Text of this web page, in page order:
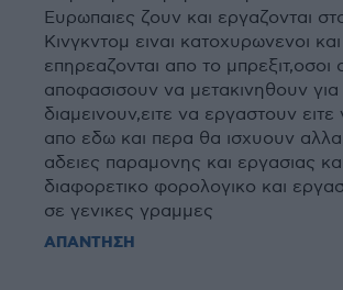
Ευρωπαιες ζουν και εργαζονται
Κινγκντομ ειναι κατοχυρωνενοι
επηρεαζονται απο το μπρεξιτ,οσοι
αποφασισουν να μετακινηθουν για
διαμεινουν,ειτε να εργαστουν
απο εδω και περα θα ισχυουν
αδειες παραμονης και εργασιας
διαφορετικο φορολογικο και
σε γενικες γραμμες
ΑΠΑΝΤΗΣΗ